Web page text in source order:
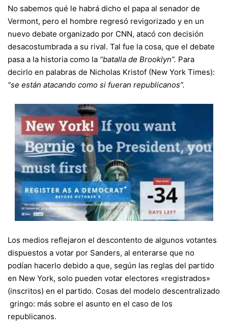
No sabemos qué le habrá dicho el papa al senador de
Vermont, pero el hombre regresó revigorizado y en un
nuevo debate organizado por CNN, atacó con decisión
desacostumbrada a su rival. Tal fue la cosa, que el debate
pasa a la historia como la “batalla de Brooklyn”. Para
decirlo en palabras de Nicholas Kristof (New York Times):
“se están atacando como si fueran republicanos”.
Los medios reflejaron el descontento de algunos votantes
dispuestos a votar por Sanders, al enterarse que no
podían hacerlo debido a que, según las reglas del partido
en New York, solo pueden votar electores «registrados»
(inscritos) en el partido. Cosas del modelo descentralizado
gringo: más sobre el asunto en el caso de los
republicanos.